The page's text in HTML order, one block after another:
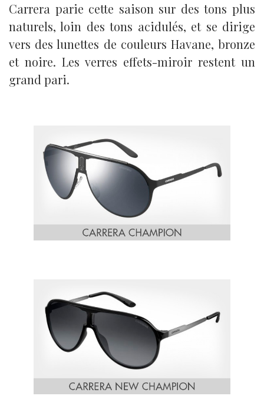
Carrera parie cette saison sur des tons plus
naturels, loin des tons acidulés, et se dirige
vers des lunettes de couleurs Havane, bronze
et noire. Les verres effets-miroir restent un
grand pari.